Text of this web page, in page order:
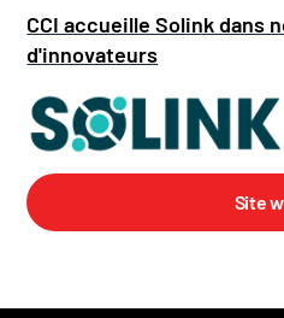
Site
CCI accueille Solink dans
d'innovateurs